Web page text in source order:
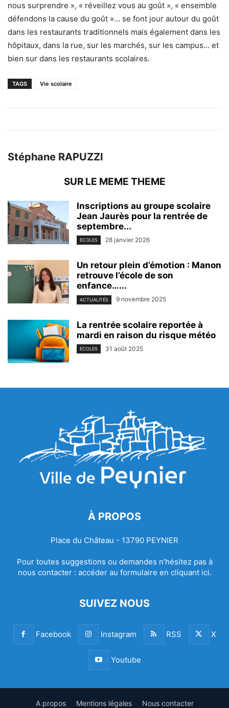
nous surprendre », « réveillez vous au goût », « ensemble
défendons la cause du goût »… se font jour autour du goût
dans les restaurants traditionnels mais également dans les
hôpitaux, dans la rue, sur les marchés, sur les campus… et
bien sur dans les restaurants scolaires.
TAGS Vie scolaire
Stéphane RAPUZZI
SUR LE MEME THEME
Inscriptions au groupe scolaire
Jean Jaurès pour la rentrée de
septembre...
ECOLES 28 janvier 2026
Un retour plein d’émotion : Manon
retrouve l’école de son
enfance…...
ACTUALITÉS 9 novembre 2025
La rentrée scolaire reportée à
mardi en raison du risque météo
ECOLES 31 août 2025
À PROPOS
Place du Château - 13790 PEYNIER
Pour toutes suggestions ou demandes n’hésitez pas à
nous contacter : accéder au formulaire en cliquant ici.
SUIVEZ NOUS
Facebook Instagram RSS X
Youtube
A propos Mentions légales Nous contacter